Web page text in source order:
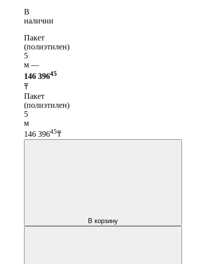
В
наличии
Пакет
(полиэтилен)
5
м —
146 39645
₸
Пакет
(полиэтилен)
5
м
146 39645₸
В корзину